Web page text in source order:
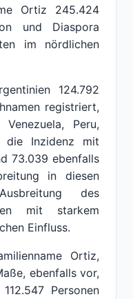
Ortiz 245.424
und Diaspora
im nördlichen
124.792
registriert,
Peru,
die Inzidenz mit
73.039 ebenfalls
in diesen
des
mit starkem
Einfluss.
Ortiz,
ebenfalls vor,
Personen